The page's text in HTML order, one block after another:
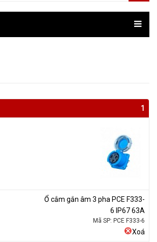
1
Ổ cắm gắn âm 3 pha PCE F333-
6 IP67 63A
Mã SP: PCE F333-6
Xoá